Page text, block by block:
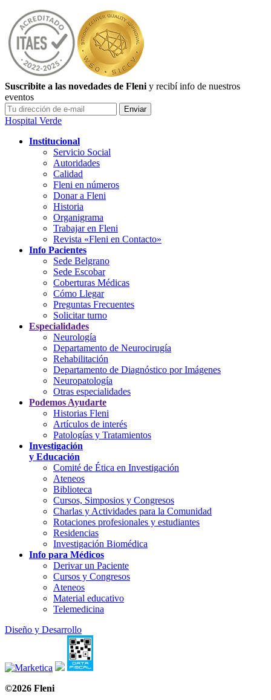
Suscribite a las novedades de Fleniy recibí info de nuestros
eventos
Hospital Verde
Institucional
Servicio Social
Autoridades
Calidad
Fleni en números
Donar a Fleni
Historia
Organigrama
Trabajar en Fleni
Revista «Fleni en Contacto»
Info Pacientes
Sede Belgrano
Sede Escobar
Coberturas Médicas
Cómo Llegar
Preguntas Frecuentes
Solicitar turno
Especialidades
Neurología
Departamento de Neurocirugía
Rehabilitación
Departamento de Diagnóstico por Imágenes
Neuropatología
Otras especialidades
Podemos Ayudarte
Historias Fleni
Artículos de interés
Patologías y Tratamientos
Investigación
y Educación
Comité de Ética en Investigación
Ateneos
Biblioteca
Cursos, Simposios y Congresos
Charlas y Actividades para la Comunidad
Rotaciones profesionales y estudiantes
Residencias
Investigación Biomédica
Info para Médicos
Derivar un Paciente
Cursos y Congresos
Ateneos
Material educativo
Telemedicina
Diseño y Desarrollo
©2026 Fleni